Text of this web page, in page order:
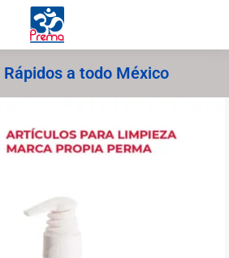
Rápidos a todo México